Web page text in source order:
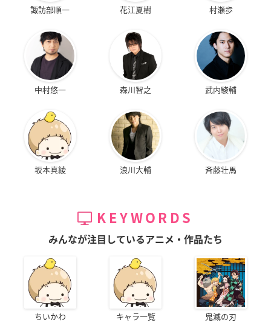
諏訪部順一 花江夏樹 村瀬歩
中村悠一 森川智之 武内駿輔
坂本真綾 浪川大輔 斉藤壮馬
KEYWORDS
みんなが注目しているアニメ・作品たち
ちいかわ キャラ一覧 鬼滅の刃